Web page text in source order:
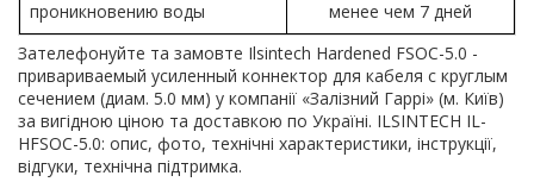
проникновению воды
менее чем 7 дней
Зателефонуйте та замовте Ilsintech Hardened FSOC-5.0 -
привариваемый усиленный коннектор для кабеля с круглым
сечением (диам. 5.0 мм) у компанії «Залізний Гаррі» (м. Київ)
за вигідною ціною та доставкою по Україні. ILSINTECH IL-
HFSOC-5.0: опис, фото, технічні характеристики, інструкції,
відгуки, технічна підтримка.